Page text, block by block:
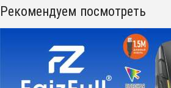
Рекомендуем посмотреть